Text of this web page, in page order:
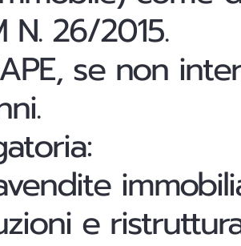
26/2015.
se non
e